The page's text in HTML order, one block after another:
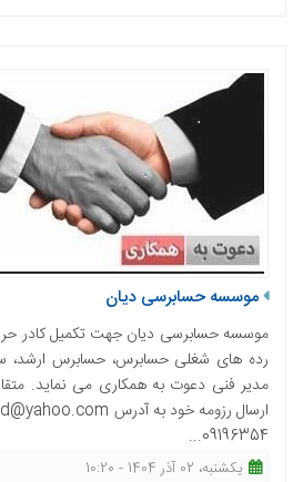
موسسه حسابرسی دیان
موسسه حسابرسی دیان جهت تکمیل کادر
رده های شغلی حسابرس، حسابرس ارشد،
مدیر فنی دعوت به همکاری می نماید.
09196354...
یکشنبه، 02 آذر 1404 - 10:20